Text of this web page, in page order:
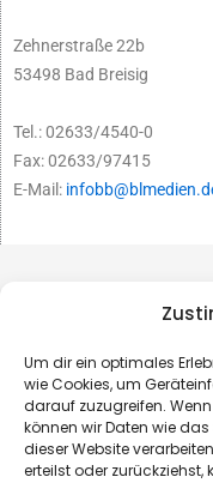
Um dir ein optimales
wie Cookies, um
darauf zuzugreifen.
können wir Daten wie
dieser Website
erteilst oder
Zehnerstraße 22b
53498 Bad Breisig
Tel.: 02633/4540-0
Fax: 02633/97415
E-Mail: